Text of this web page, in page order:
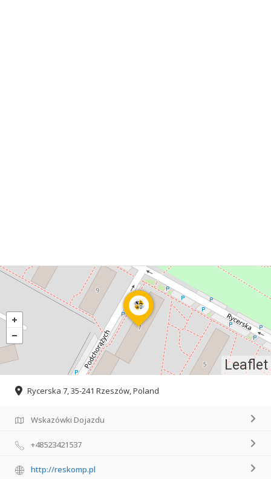
Leaflet
Rycerska 7, 35-241 Rzeszów, Poland
Wskazówki Dojazdu
+48523421537
http://reskomp.pl